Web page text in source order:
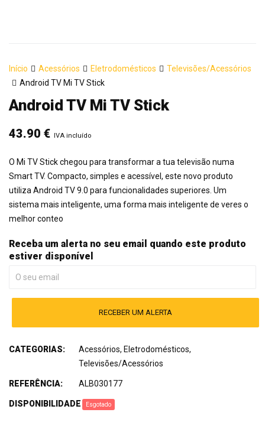
Início Acessórios Eletrodomésticos
Televisões/Acessórios
Android TV Mi TV Stick
Android TV Mi TV Stick
43.90 € IVA incluído
O Mi TV Stick chegou para transformar a tua televisão numa
Smart TV. Compacto, simples e acessível, este novo produto
utiliza Android TV 9.0 para funcionalidades superiores. Um
sistema mais inteligente, uma forma mais inteligente de veres o
melhor conteo
Receba um alerta no seu email quando este produto
estiver disponível
RECEBER UM ALERTA
CATEGORIAS: Acessórios, Eletrodomésticos,
Televisões/Acessórios
REFERÊNCIA: ALB030177
DISPONIBILIDADE: Esgotado